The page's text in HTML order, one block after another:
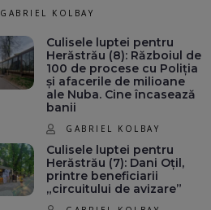
GABRIEL KOLBAY
Culisele luptei pentru
Herăstrău (8): Războiul de
100 de procese cu Poliția
și afacerile de milioane
ale Nuba. Cine încasează
banii
GABRIEL KOLBAY
Culisele luptei pentru
Herăstrău (7): Dani Oțil,
printre beneficiarii
„circuitului de avizare”